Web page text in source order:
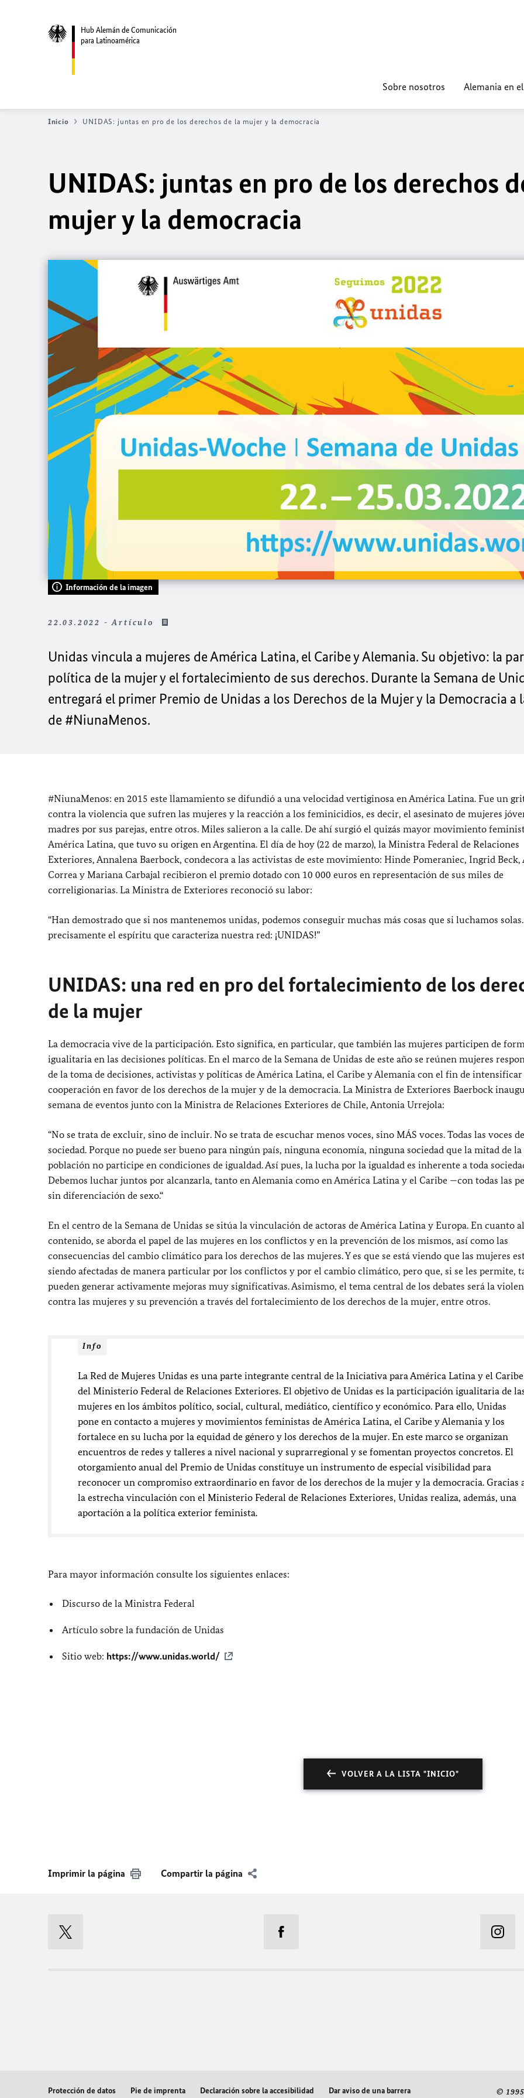
Hub Alemán de Comunicación
para Latinoamérica
Sobre nosotros Alemania en
Inicio UNIDAS: juntas en pro de los derechos de la mujer y la democracia
UNIDAS: juntas en pro de los derechos
mujer y la democracia
Información de la imagen
22.03.2022 - Artículo
Unidas vincula a mujeres de América Latina, el Caribe y Alemania. Su objetivo: la
política de la mujer y el fortalecimiento de sus derechos. Durante la Semana de
entregará el primer Premio de Unidas a los Derechos de la Mujer y la Democracia a
de #NiunaMenos.
#NiunaMenos: en 2015 este llamamiento se difundió a una velocidad vertiginosa en América Latina. Fue un
contra la violencia que sufren las mujeres y la reacción a los feminicidios, es decir, el asesinato de mujeres
madres por sus parejas, entre otros. Miles salieron a la calle. De ahí surgió el quizás mayor movimiento
América Latina, que tuvo su origen en Argentina. El día de hoy (22 de marzo), la Ministra Federal de Relaciones
Exteriores, Annalena Baerbock, condecora a las activistas de este movimiento: Hinde Pomeraniec, Ingrid Beck,
Correa y Mariana Carbajal recibieron el premio dotado con 10 000 euros en representación de sus miles de
correligionarias. La Ministra de Exteriores reconoció su labor:
“Han demostrado que si nos mantenemos unidas, podemos conseguir muchas más cosas que si luchamos solas.
precisamente el espíritu que caracteriza nuestra red: ¡UNIDAS!”
UNIDAS: una red en pro del fortalecimiento de los
de la mujer
La democracia vive de la participación. Esto significa, en particular, que también las mujeres participen de
igualitaria en las decisiones políticas. En el marco de la Semana de Unidas de este año se reúnen mujeres
de la toma de decisiones, activistas y políticas de América Latina, el Caribe y Alemania con el fin de
cooperación en favor de los derechos de la mujer y de la democracia. La Ministra de Exteriores Baerbock
semana de eventos junto con la Ministra de Relaciones Exteriores de Chile, Antonia Urrejola:
“No se trata de excluir, sino de incluir. No se trata de escuchar menos voces, sino MÁS voces. Todas las voces
sociedad. Porque no puede ser bueno para ningún país, ninguna economía, ninguna sociedad que la mitad de la
población no participe en condiciones de igualdad. Así pues, la lucha por la igualdad es inherente a toda
Debemos luchar juntos por alcanzarla, tanto en Alemania como en América Latina y el Caribe —con todas las
sin diferenciación de sexo.“
En el centro de la Semana de Unidas se sitúa la vinculación de actoras de América Latina y Europa. En cuanto al
contenido, se aborda el papel de las mujeres en los conflictos y en la prevención de los mismos, así como las
consecuencias del cambio climático para los derechos de las mujeres. Y es que se está viendo que las mujeres
siendo afectadas de manera particular por los conflictos y por el cambio climático, pero que, si se les permite,
pueden generar activamente mejoras muy significativas. Asimismo, el tema central de los debates será la
contra las mujeres y su prevención a través del fortalecimiento de los derechos de la mujer, entre otros.
Info
La Red de Mujeres Unidas es una parte integrante central de la Iniciativa para América Latina y el Caribe
del Ministerio Federal de Relaciones Exteriores. El objetivo de Unidas es la participación igualitaria de
mujeres en los ámbitos político, social, cultural, mediático, científico y económico. Para ello, Unidas
pone en contacto a mujeres y movimientos feministas de América Latina, el Caribe y Alemania y los
fortalece en su lucha por la equidad de género y los derechos de la mujer. En este marco se organizan
encuentros de redes y talleres a nivel nacional y suprarregional y se fomentan proyectos concretos. El
otorgamiento anual del Premio de Unidas constituye un instrumento de especial visibilidad para
reconocer un compromiso extraordinario en favor de los derechos de la mujer y la democracia. Gracias
la estrecha vinculación con el Ministerio Federal de Relaciones Exteriores, Unidas realiza, además, una
aportación a la política exterior feminista.
Para mayor información consulte los siguientes enlaces:
Discurso de la Ministra Federal
Artículo sobre la fundación de Unidas
Sitio web: https://www.unidas.world/
VOLVER A LA LISTA "INICIO"
Imprimir la página Compartir la página
Protección de datos Pie de imprenta Declaración sobre la accesibilidad Dar aviso de una barrera ©